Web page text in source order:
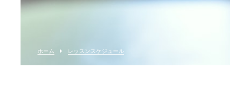
ホーム レッスンスケジュール